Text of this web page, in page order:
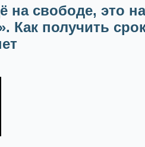
на свободе, это
Как получить